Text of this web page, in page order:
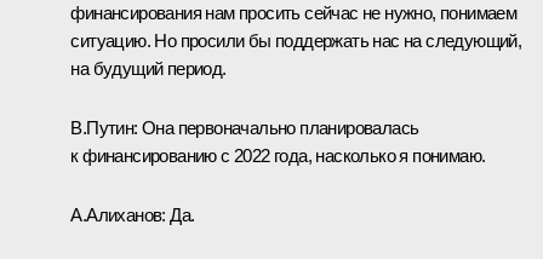
финансирования нам просить сейчас не нужно, понимаем
ситуацию. Но просили бы поддержать нас на следующий,
на будущий период.
В.Путин: Она первоначально планировалась
к финансированию с 2022 года, насколько я понимаю.
А.Алиханов:Да.